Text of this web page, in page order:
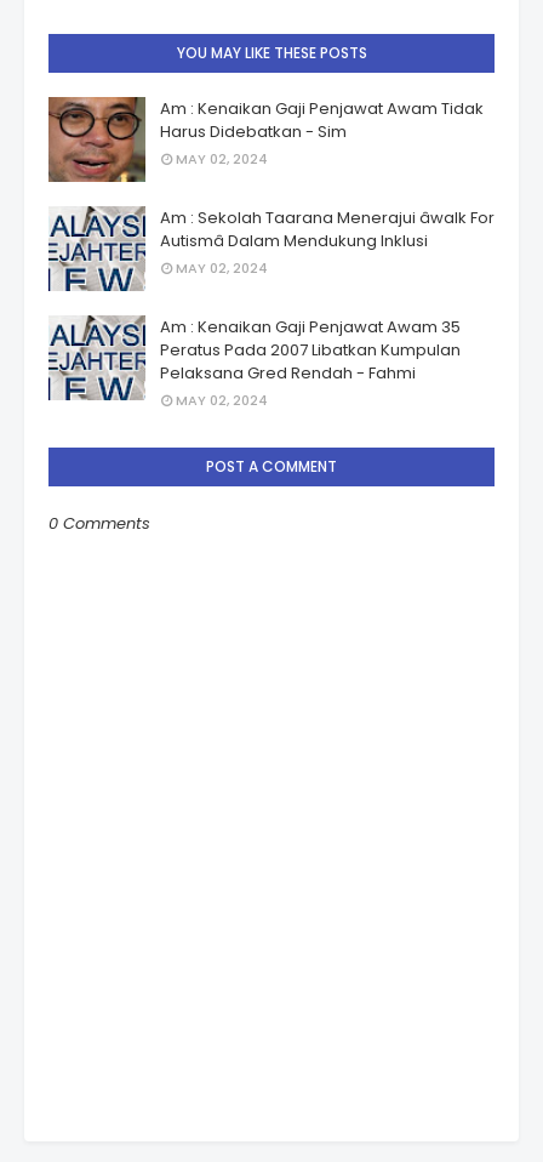
YOU MAY LIKE THESE POSTS
Am : Kenaikan Gaji Penjawat Awam Tidak
Harus Didebatkan - Sim
MAY 02, 2024
Am : Sekolah Taarana Menerajui âwalk For
Autismâ Dalam Mendukung Inklusi
MAY 02, 2024
Am : Kenaikan Gaji Penjawat Awam 35
Peratus Pada 2007 Libatkan Kumpulan
Pelaksana Gred Rendah - Fahmi
MAY 02, 2024
POST A COMMENT
0 Comments